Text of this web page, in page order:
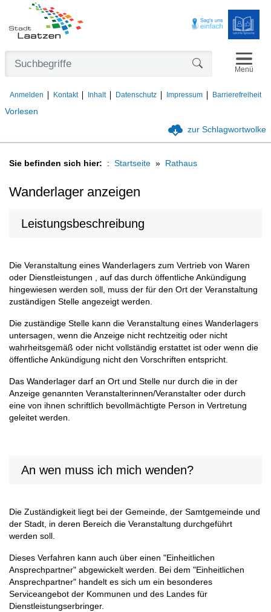
Vorlesen
Anmelden Kontakt Inhalt Datenschutz Impressum Barrierefreiheit
Menü
zur Schlagwortwolke
Sie befinden sich hier: Startseite Rathaus
Wanderlager anzeigen
Leistungsbeschreibung
Die Veranstaltung eines Wanderlagers zum Vertrieb von Waren
oder Dienstleistungen , auf das durch öffentliche Ankündigung
hingewiesen werden soll, muss der für den Ort der Veranstaltung
zuständigen Stelle angezeigt werden.
Die zuständige Stelle kann die Veranstaltung eines Wanderlagers
untersagen, wenn die Anzeige nicht rechtzeitig oder nicht
wahrheitsgemäß oder nicht vollständig erstattet ist oder wenn die
öffentliche Ankündigung nicht den Vorschriften entspricht.
Das Wanderlager darf an Ort und Stelle nur durch die in der
Anzeige genannten Veranstalterinnen/Veranstalter oder durch
eine von ihnen schriftlich bevollmächtigte Person in Vertretung
geleitet werden.
An wen muss ich mich wenden?
Die Zuständigkeit liegt bei der Gemeinde, der Samtgemeinde und
der Stadt, in deren Bereich die Veranstaltung durchgeführt
werden soll.
Dieses Verfahren kann auch über einen "Einheitlichen
Ansprechpartner" abgewickelt werden. Bei dem "Einheitlichen
Ansprechpartner" handelt es sich um ein besonderes
Serviceangebot der Kommunen und des Landes für
Dienstleistungserbringer.